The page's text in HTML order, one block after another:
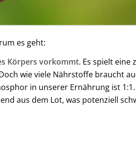
es geht:
Körpers vorkommt. Es spielt eine
wie viele Nährstoffe braucht
in unserer Ernährung ist
aus dem Lot, was potenziell